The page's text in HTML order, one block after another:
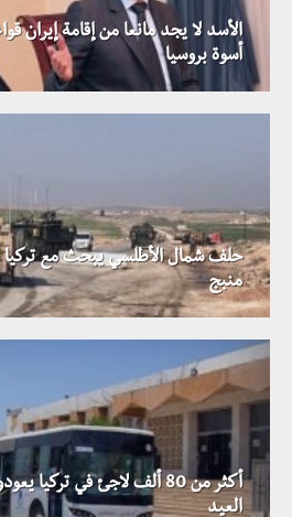
الأسد لا يجد مانعا من إقامة إيران
أسوة بروسيا
حلف شمال الأطلسي يبحث مع تركيا
منبج
أكثر من 80 ألف لاجئ في
العيد